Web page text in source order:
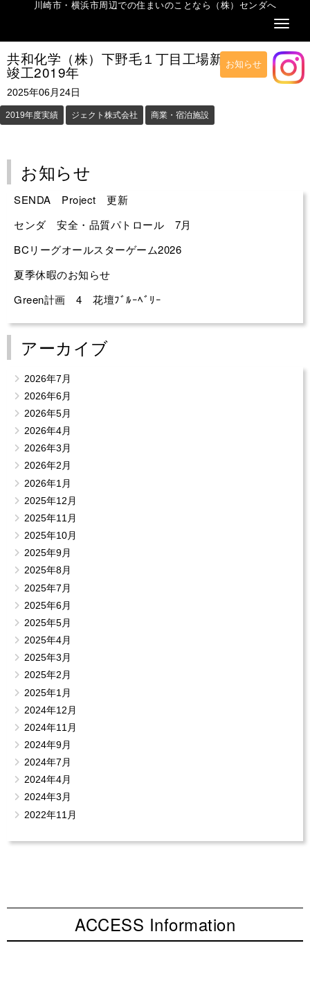
川崎市・横浜市周辺での住まいのことなら（株）センダへ
お知らせ
共和化学（株）下野毛１丁目工場新築工事
竣工2019年
2025年06月24日
2019年度実績 ジェクト株式会社 商業・宿泊施設
お知らせ
SENDA Project 更新
センダ 安全・品質パトロール 7月
BCリーグオールスターゲーム2026
夏季休暇のお知らせ
Green計画 4 花壇ﾌﾞﾙｰﾍﾞﾘｰ
アーカイブ
2026年7月
2026年6月
2026年5月
2026年4月
2026年3月
2026年2月
2026年1月
2025年12月
2025年11月
2025年10月
2025年9月
2025年8月
2025年7月
2025年6月
2025年5月
2025年4月
2025年3月
2025年2月
2025年1月
2024年12月
2024年11月
2024年9月
2024年7月
2024年4月
2024年3月
2022年11月
ACCESS Information